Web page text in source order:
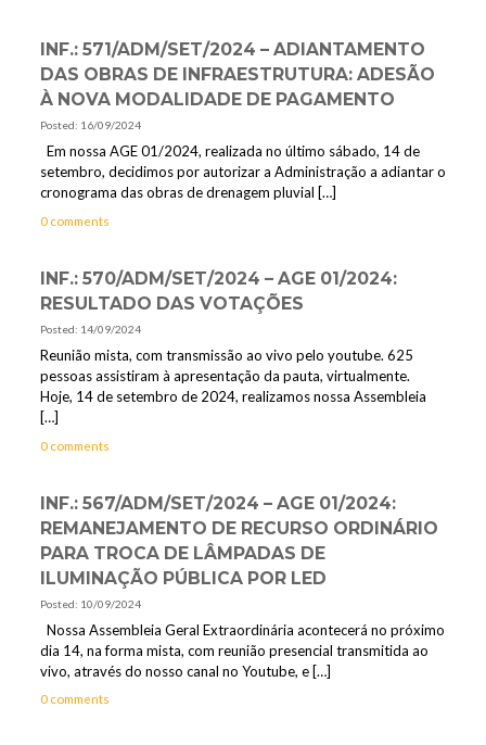
INF.: 571/ADM/SET/2024 – ADIANTAMENTO
DAS OBRAS DE INFRAESTRUTURA: ADESÃO
À NOVA MODALIDADE DE PAGAMENTO
Posted: 16/09/2024
Em nossa AGE 01/2024, realizada no último sábado, 14 de
setembro, decidimos por autorizar a Administração a adiantar o
cronograma das obras de drenagem pluvial […]
0 comments
INF.: 570/ADM/SET/2024 – AGE 01/2024:
RESULTADO DAS VOTAÇÕES
Posted: 14/09/2024
Reunião mista, com transmissão ao vivo pelo youtube. 625
pessoas assistiram à apresentação da pauta, virtualmente.
Hoje, 14 de setembro de 2024, realizamos nossa Assembleia
[…]
0 comments
INF.: 567/ADM/SET/2024 – AGE 01/2024:
REMANEJAMENTO DE RECURSO ORDINÁRIO
PARA TROCA DE LÂMPADAS DE
ILUMINAÇÃO PÚBLICA POR LED
Posted: 10/09/2024
Nossa Assembleia Geral Extraordinária acontecerá no próximo
dia 14, na forma mista, com reunião presencial transmitida ao
vivo, através do nosso canal no Youtube, e[…]
0 comments